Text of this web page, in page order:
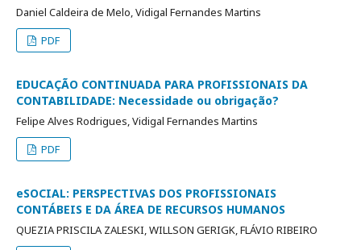
Daniel Caldeira de Melo, Vidigal Fernandes Martins
PDF
EDUCAÇÃO CONTINUADA PARA PROFISSIONAIS DA
CONTABILIDADE: Necessidade ou obrigação?
Felipe Alves Rodrigues, Vidigal Fernandes Martins
PDF
eSOCIAL: PERSPECTIVAS DOS PROFISSIONAIS
CONTÁBEIS E DA ÁREA DE RECURSOS HUMANOS
QUEZIA PRISCILA ZALESKI, WILLSON GERIGK, FLÁVIO RIBEIRO